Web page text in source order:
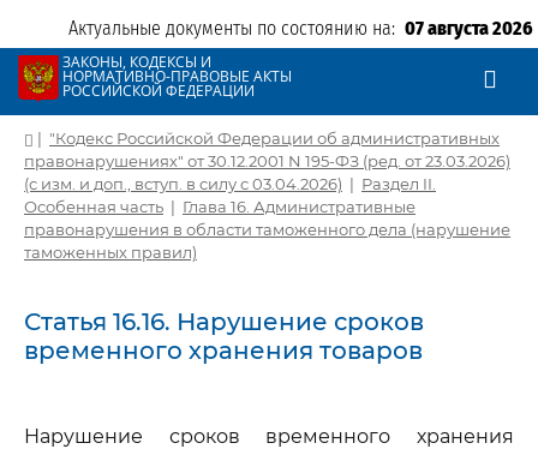
Актуальные документы по состоянию на: 07 августа 2026
ЗАКОНЫ, КОДЕКСЫ И
НОРМАТИВНО-ПРАВОВЫЕ АКТЫ
РОССИЙСКОЙ ФЕДЕРАЦИИ
| "Кодекс Российской Федерации об административных
правонарушениях" от 30.12.2001 N 195-ФЗ (ред. от 23.03.2026)
(с изм. и доп., вступ. в силу с 03.04.2026) | Раздел II.
Особенная часть | Глава 16. Административные
правонарушения в области таможенного дела (нарушение
таможенных правил)
Статья 16.16. Нарушение сроков
временного хранения товаров
Нарушение сроков временного хранения